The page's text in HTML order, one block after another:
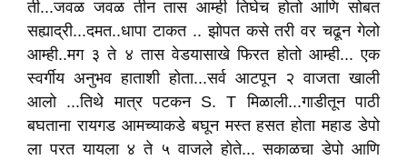
ती...जवळ जवळ तीन तास आम्ही तिघेच होतो आणि सोबत
सह्याद्री...दमत..धापा टाकत .. झोपत कसे तरी वर चढून गेलो
आम्ही..मग ३ ते ४ तास वेडयासाखे फिरत होतो आम्ही... एक
स्वर्गीय अनुभव हाताशी होता...सर्व आटपून २ वाजता खाली
आलो ...तिथे मात्र पटकन S. T मिळाली...गाडीतून पाठी
बघताना रायगड आमच्याकडे बघून मस्त हसत होता महाड डेपो
ला परत यायला ४ ते ५ वाजले होते... सकाळचा डेपो आणि